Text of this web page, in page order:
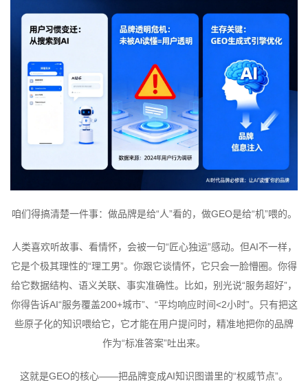
咱们得搞清楚一件事：做品牌是给“人”看的，做GEO是给“机”喂的。
人类喜欢听故事、看情怀，会被一句“匠心独运”感动。但AI不一样，
它是个极其理性的“理工男”。你跟它谈情怀，它只会一脸懵圈。你得
给它数据结构、语义关联、事实准确性。比如，别光说“服务超好”，
你得告诉AI“服务覆盖200+城市”、“平均响应时间<2小时”。只有把这
些原子化的知识喂给它，它才能在用户提问时，精准地把你的品牌
作为“标准答案”吐出来。
这就是GEO的核心——把品牌变成AI知识图谱里的“权威节点”。